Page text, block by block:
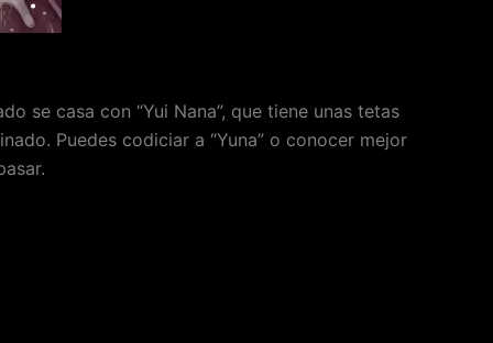
se casa con “Yui Nana”, que tiene unas tetas
Puedes codiciar a “Yuna” o conocer mejor